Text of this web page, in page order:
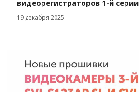
видеорегистраторов 1-й серии
19 декабря 2025